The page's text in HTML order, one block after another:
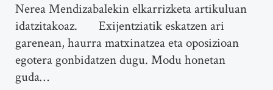
Nerea Mendizabalekin elkarrizketa artikuluan
idatzitakoaz. Exijentziatik eskatzen ari
garenean, haurra matxinatzea eta oposizioan
egotera gonbidatzen dugu. Modu honetan
guda…